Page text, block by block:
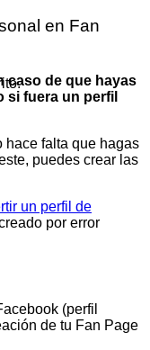
en Fan
caso de que hayas
si fuera un perfil
hace falta que hagas
puedes crear las
un perfil de
por error
(perfil
de tu Fan Page